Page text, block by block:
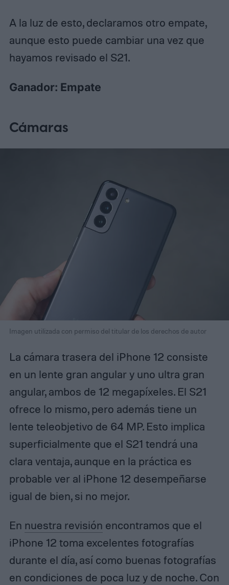
A la luz de esto, declaramos otro empate,
aunque esto puede cambiar una vez que
hayamos revisado el S21.
Ganador: Empate
Cámaras
Imagen utilizada con permiso del titular de los derechos de autor
La cámara trasera del iPhone 12 consiste
en un lente gran angular y uno ultra gran
angular, ambos de 12 megapíxeles. El S21
ofrece lo mismo, pero además tiene un
lente teleobjetivo de 64 MP. Esto implica
superficialmente que el S21 tendrá una
clara ventaja, aunque en la práctica es
probable ver al iPhone 12 desempeñarse
igual de bien, si no mejor.
En nuestra revisión encontramos que el
iPhone 12 toma excelentes fotografías
durante el día, así como buenas fotografías
en condiciones de poca luz y de noche. Con